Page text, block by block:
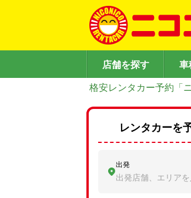
店舗を探す 車
格安レンタカー予約「
レンタカーを
出発
出発店舗、エリアを